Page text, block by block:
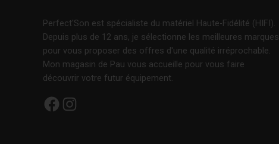
Perfect'Son est spécialiste du matériel Haute-Fidélité (HIFI).
Depuis plus de 12 ans, je sélectionne les meilleures marques
pour vous proposer des offres d'une qualité irréprochable.
Mon magasin de Pau vous accueille pour vous faire
découvrir votre futur équipement.
Facebook Instagram